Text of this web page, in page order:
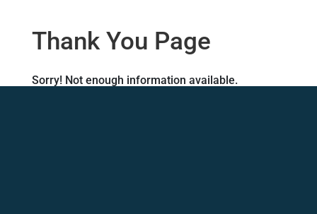
Thank You Page
Sorry! Not enough information available.